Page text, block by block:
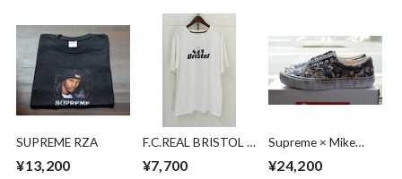
SUPREME RZA
¥13,200
F.C.REAL BRISTOL ×
SHADOW TEAM
¥7,700
Supreme × Mike
¥24,200